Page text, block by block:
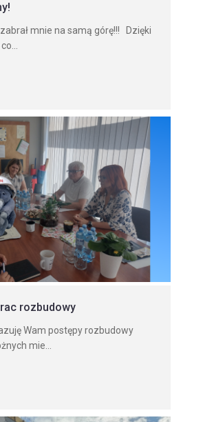
mnie na samą górę!!! Dzięki
rozbudowy
Wam postępy rozbudowy
mie...